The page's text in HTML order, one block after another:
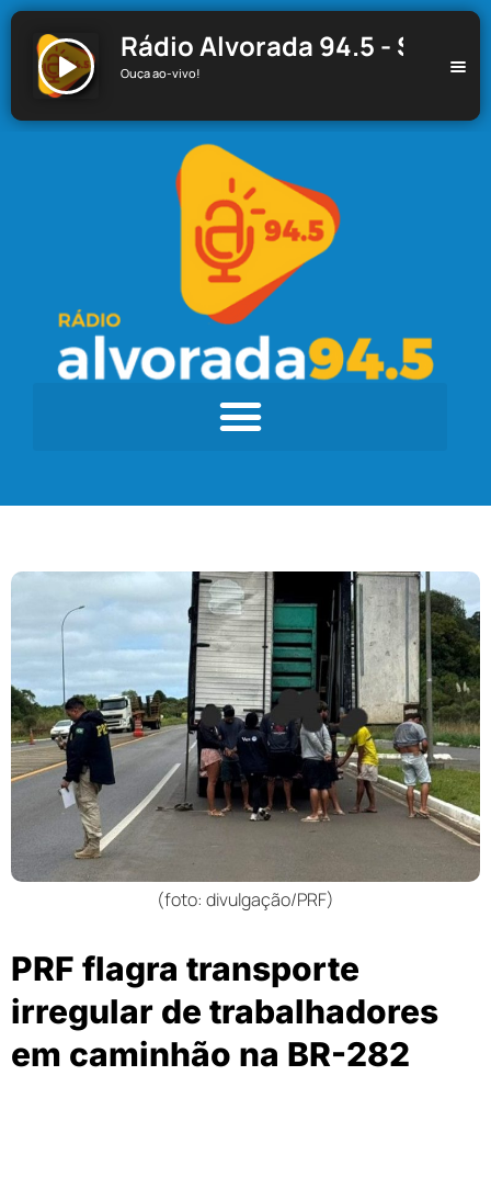
Rádio Alvorada 94.5 - Santa
Ouça ao-vivo!
(foto: divulgação/PRF)
PRF flagra transporte
irregular de trabalhadores
em caminhão na BR-282